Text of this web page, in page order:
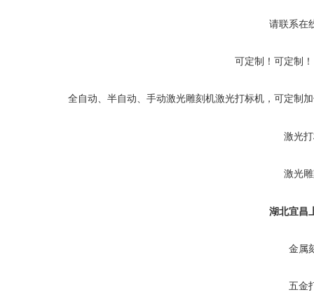
请联系在
可定制！可定制
全自动、半自动、手动激光雕刻机激光打标机，可定制
激光
激光
湖北宜昌
金属
五金